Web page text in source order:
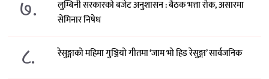
७.
लुम्बिनी सरकारको बजेट अनुशासन : बैठक भत्ता रोक, असारमा
सेमिनार निषेध
८. रेसुङ्गाको महिमा गुञ्जियो गीतमा ‘जाम भो हिड रेसुङ्गा’ सार्वजनिक